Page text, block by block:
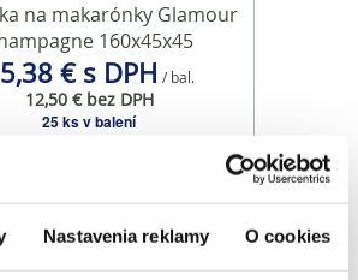
Nastavenia reklamy O cookies
na makarónky Glamour
160x45x45
€ s DPH / bal.
12,50 € bez DPH
25 ks v balení